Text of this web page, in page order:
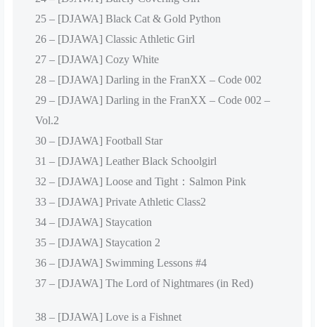
25 – [DJAWA] Black Cat & Gold Python
26 – [DJAWA] Classic Athletic Girl
27 – [DJAWA] Cozy White
28 – [DJAWA] Darling in the FranXX – Code 002
29 – [DJAWA] Darling in the FranXX – Code 002 –
Vol.2
30 – [DJAWA] Football Star
31 – [DJAWA] Leather Black Schoolgirl
32 – [DJAWA] Loose and Tight：Salmon Pink
33 – [DJAWA] Private Athletic Class2
34 – [DJAWA] Staycation
35 – [DJAWA] Staycation 2
36 – [DJAWA] Swimming Lessons #4
37 – [DJAWA] The Lord of Nightmares (in Red)
38 – [DJAWA] Love is a Fishnet